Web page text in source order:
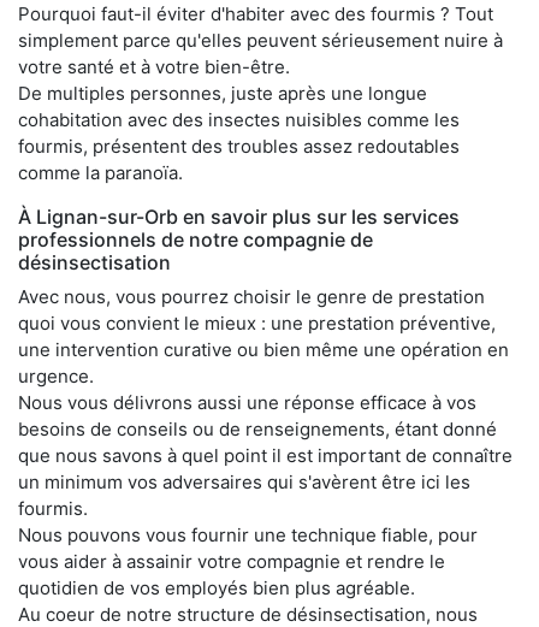
Pourquoi faut-il éviter d'habiter avec des fourmis ? Tout
simplement parce qu'elles peuvent sérieusement nuire à
votre santé et à votre bien-être.
De multiples personnes, juste après une longue
cohabitation avec des insectes nuisibles comme les
fourmis, présentent des troubles assez redoutables
comme la paranoïa.
À Lignan-sur-Orb en savoir plus sur les services
professionnels de notre compagnie de
désinsectisation
Avec nous, vous pourrez choisir le genre de prestation
quoi vous convient le mieux : une prestation préventive,
une intervention curative ou bien même une opération en
urgence.
Nous vous délivrons aussi une réponse efficace à vos
besoins de conseils ou de renseignements, étant donné
que nous savons à quel point il est important de connaître
un minimum vos adversaires qui s'avèrent être ici les
fourmis.
Nous pouvons vous fournir une technique fiable, pour
vous aider à assainir votre compagnie et rendre le
quotidien de vos employés bien plus agréable.
Au coeur de notre structure de désinsectisation, nous